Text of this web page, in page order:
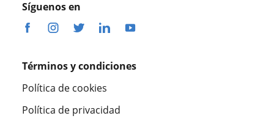
Síguenos en
Términos y condiciones
Política de cookies
Política de privacidad